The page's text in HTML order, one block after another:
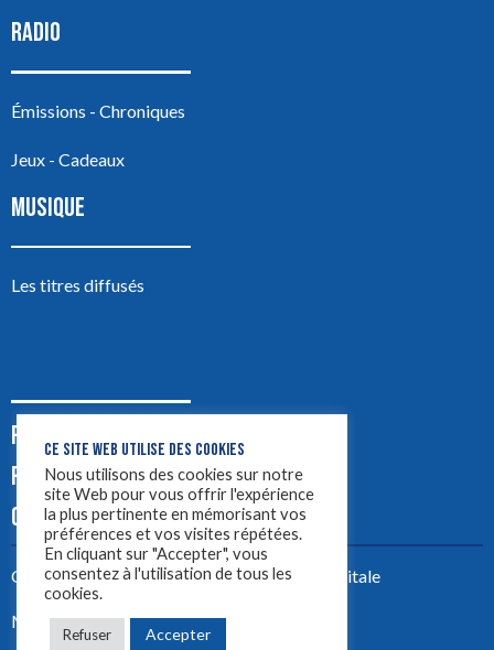
RADIO
Émissions - Chroniques
Jeux - Cadeaux
MUSIQUE
Les titres diffusés
PODCASTS
PUB
CONTACT
Créez votre site avecYellowtie – Agence Digitale
Mentions légales
CE SITE WEB UTILISE DES COOKIES
Nous utilisons des cookies sur notre
site Web pour vous offrir l'expérience
la plus pertinente en mémorisant vos
préférences et vos visites répétées.
En cliquant sur "Accepter", vous
consentez à l'utilisation de tous les
cookies.
Refuser Accepter